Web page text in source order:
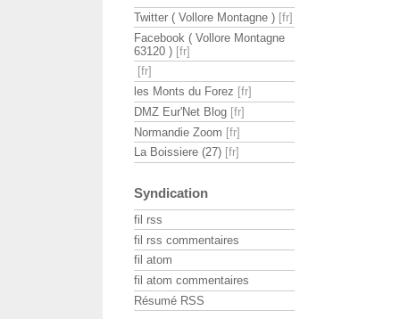
Twitter ( Vollore Montagne )
Facebook ( Vollore Montagne
63120 )
les Monts du Forez
DMZ Eur'Net Blog
Normandie Zoom
La Boissiere (27)
Syndication
fil rss
fil rss commentaires
fil atom
fil atom commentaires
Résumé RSS